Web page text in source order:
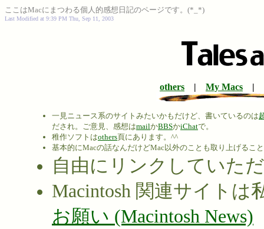
ここはMacにまつわる個人的感想日記のページです。(*_*)
Last Modified at 9:39 PM Thu, Sep 11, 2003
others | My Macs |
一見ニュース系のサイトみたいかもだけど、書いているのは
だされ。ご意見、感想はmailかBBSかiChatで。
稚作ソフトはothers頁にあります。^^
基本的にMacの話なんだけどMac以外のことも取り上げるこ
自由にリンクしてい
Macintosh 関連サイトは
お願い (Macintosh News)